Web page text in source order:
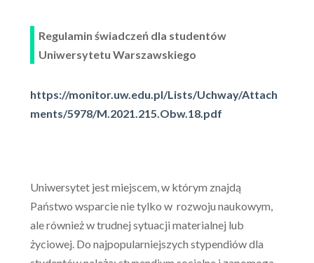
Regulamin świadczeń dla studentów
Uniwersytetu Warszawskiego
https://monitor.uw.edu.pl/Lists/Uchway/Attach
ments/5978/M.2021.215.Obw.18.pdf
Uniwersytet jest miejscem, w którym znajdą
Państwo wsparcie nie tylko w rozwoju naukowym,
ale również w trudnej sytuacji materialnej lub
życiowej. Do najpopularniejszych stypendiów dla